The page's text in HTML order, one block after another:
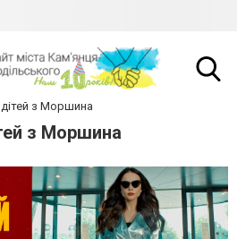
дітей з Моршина
з Моршина